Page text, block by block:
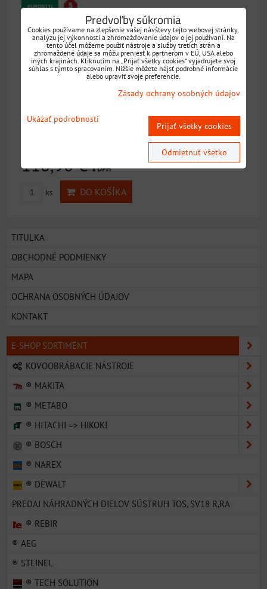
počet priečok 18, dĺžka 5,12 m, šírka 397 mm
118,90 €s DPH
ks DO KOŠÍKA
TITULKA
OBCHODNÉ PODMIENKY
MAPA
OCHRANA OSOBNÝCH ÚDAJOV
KONTAKT
E-SHOP SORTIMENT
KOVOOBRÁBACIE NÁSTROJE
® MAKITA
® METABO
® HITACHI => HIKOKI
® BOSCH
® NAREX
® DEWALT
PREDAJ NÁHRADNÝCH DIELOV SÚSTRUH TOS, SV18 R,RA
® REBIR
® AEG
® STEINEL
® TECH SOLUTION
Predvoľby súkromia
Cookies používame na zlepšenie vašej návštevy tejto webovej stránky,
analýzu jej výkonnosti a zhromažďovanie údajov o jej používaní. Na
tento účel môžeme použiť nástroje a služby tretích strán a
zhromaždené údaje sa môžu preniesť k partnerom v EÚ, USA alebo
iných krajinách. Kliknutím na „Prijať všetky cookies“ vyjadrujete svoj
súhlas s týmto spracovaním. Nižšie môžete nájsť podrobné informácie
alebo upraviť svoje preferencie.
Zásady ochrany osobných údajov
Ukázať podrobnosti
Prijať všetky cookies
Odmietnuť všetko